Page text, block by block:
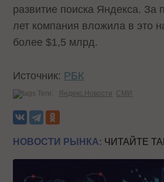
развитие поиска Яндекса. За
лет компания вложила в это
более $1,5 млрд.
Источник: РБК
Теги: Яндекс.Новости СМИ
НОВОСТИ РЫНКА: ЧИТАЙТЕ